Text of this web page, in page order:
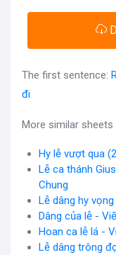
The first sentence:
đi
More similar sheets
Hy lễ vượt qua
Lễ ca thánh
Chung
Lễ dâng hy
Dâng của lễ -
Hoan ca lễ lá -
Lễ dâng trông